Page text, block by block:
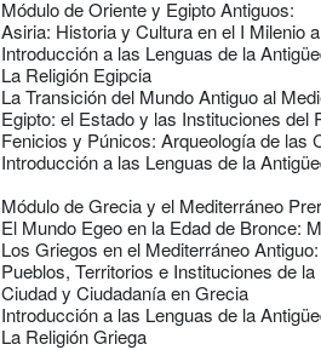
Módulo de Oriente y Egipto Antiguos:
Asiria: Historia y Cultura en el I Milenio
Introducción a las Lenguas de la
La Religión Egipcia
La Transición del Mundo Antiguo al
Egipto: el Estado y las Instituciones del
Fenicios y Púnicos: Arqueología de las
Introducción a las Lenguas de la
Módulo de Grecia y el Mediterráneo
El Mundo Egeo en la Edad de Bronce:
Los Griegos en el Mediterráneo
Pueblos, Territorios e Instituciones de
Ciudad y Ciudadanía en Grecia
Introducción a las Lenguas de la
La Religión Griega